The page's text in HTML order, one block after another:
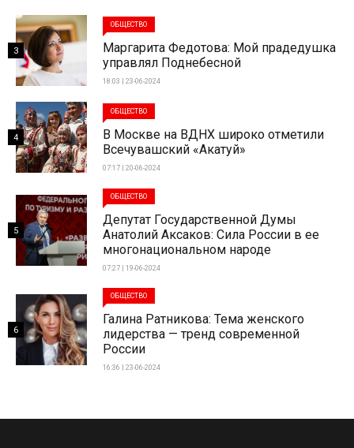
ОБЩЕСТВО
Маргарита Федотова: Мой прадедушка
управлял Поднебесной
18:03 | 23-06-2024
3
ОБЩЕСТВО
В Москве на ВДНХ широко отметили
Всечувашский «Акатуй»
07:17 | 20-06-2024
4
ОБЩЕСТВО
Депутат Государственной Думы
Анатолий Аксаков: Сила России в ее
многонациональном народе
07:27 | 19-06-2024
5
ОБЩЕСТВО
Галина Ратникова: Тема женского
лидерства — тренд современной
России
16:36 | 23-06-2024
6